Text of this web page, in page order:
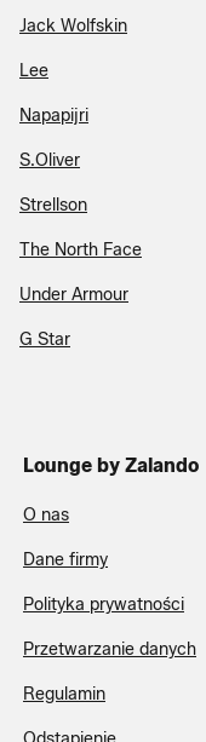
Jack Wolfskin
Lee
Napapijri
S.Oliver
Strellson
The North Face
Under Armour
G Star
Lounge by Zalando
O nas
Dane firmy
Polityka prywatności
Przetwarzanie danych
Regulamin